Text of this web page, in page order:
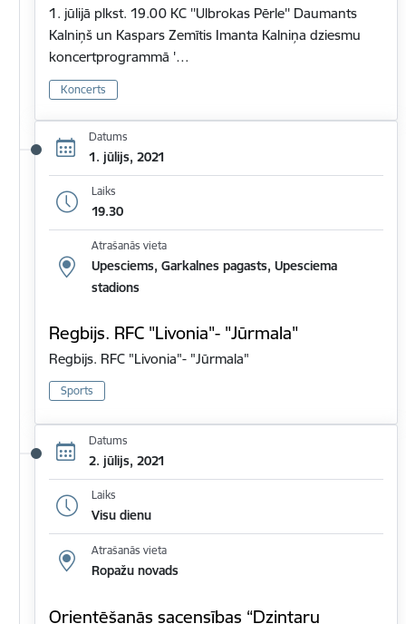
1. jūlijā plkst. 19.00 KC ''Ulbrokas Pērle'' Daumants
Kalniņš un Kaspars Zemītis Imanta Kalniņa dziesmu
koncertprogrammā '…
Koncerts
Datums
1. jūlijs, 2021
Laiks
19.30
Atrašanās vieta
Upesciems, Garkalnes pagasts, Upesciema
stadions
Regbijs. RFC "Livonia"- "Jūrmala"
Regbijs. RFC "Livonia"- "Jūrmala"
Sports
Datums
2. jūlijs, 2021
Laiks
Visu dienu
Atrašanās vieta
Ropažu novads
Orientēšanās sacensības “Dzintaru